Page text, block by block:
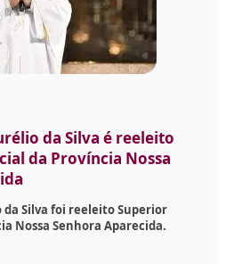
da Silva é reeleito
da Província Nossa
da Silva foi reeleito Superior
Nossa Senhora Aparecida.